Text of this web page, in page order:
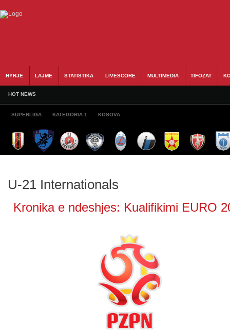
HYRJE LAJME STATISTIKA LIVESCORE MULTIMEDIA TIFOZAT
HOT NEWS
SUPERLIGA KATEGORIA 1 KOSOVA
U-21 Internationals
Kronika e ndeshjes: Kualifikimi EURO